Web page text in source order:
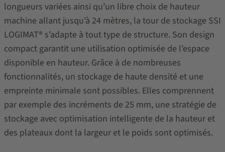
longueurs variées ainsi qu’un libre choix de hauteur
machine allant jusqu’à 24 mètres, la tour de stockage SSI
LOGIMAT® s’adapte à tout type de structure. Son design
compact garantit une utilisation optimisée de l’espace
disponible en hauteur. Grâce à de nombreuses
fonctionnalités, un stockage de haute densité et une
empreinte minimale sont possibles. Elles comprennent
par exemple des incréments de 25 mm, une stratégie de
stockage avec optimisation intelligente de la hauteur et
des plateaux dont la largeur et le poids sont optimisés.